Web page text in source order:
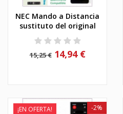
NEC Mando a Distancia
sustituto del original
15,25 € 14,94 €
¡EN OFERTA! -2%